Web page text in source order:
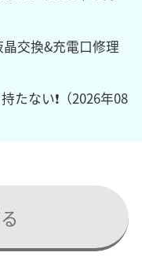
交換&充電口修理
たない❗️（2026年08